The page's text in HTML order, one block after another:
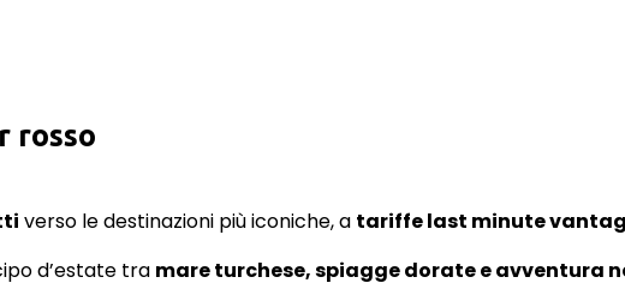
rosso
verso le destinazioni più iconiche, a tariffe last minute
d’estate tra mare turchese, spiagge dorate e avventura